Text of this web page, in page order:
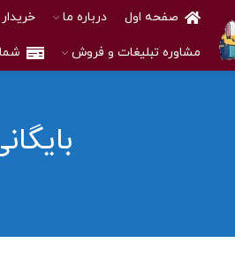
صفحه اول درباره ما
مشاوره تبلیغات و فروش